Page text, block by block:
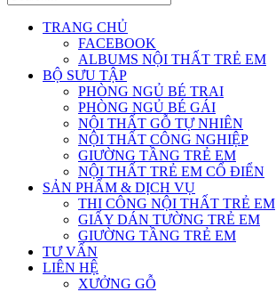
TRANG CHỦ
FACEBOOK
ALBUMS NỘI THẤT TRẺ EM
BỘ SƯU TẬP
PHÒNG NGỦ BÉ TRAI
PHÒNG NGỦ BÉ GÁI
NỘI THẤT GỖ TỰ NHIÊN
NỘI THẤT CÔNG NGHIỆP
GIƯỜNG TẦNG TRẺ EM
NỘI THẤT TRẺ EM CỔ ĐIỂN
SẢN PHẨM & DỊCH VỤ
THI CÔNG NỘI THẤT TRẺ EM
GIẤY DÁN TƯỜNG TRẺ EM
GIƯỜNG TẦNG TRẺ EM
TƯ VẤN
LIÊN HỆ
XƯỞNG GỖ